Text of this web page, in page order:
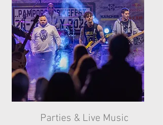
Parties & Live Music